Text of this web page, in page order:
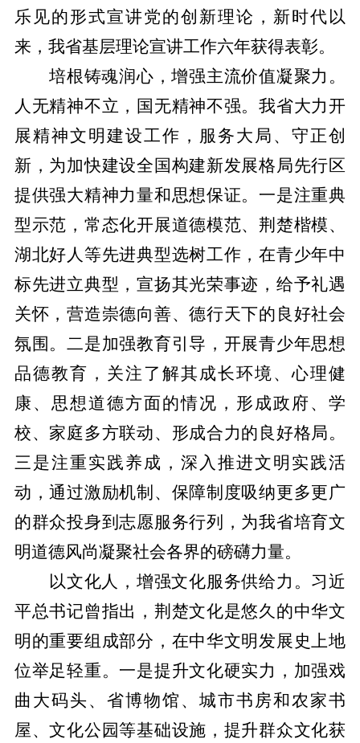
乐见的形式宣讲党的创新理论，新时代以
来，我省基层理论宣讲工作六年获得表彰。
培根铸魂润心，增强主流价值凝聚力。
人无精神不立，国无精神不强。我省大力开
展精神文明建设工作，服务大局、守正创
新，为加快建设全国构建新发展格局先行区
提供强大精神力量和思想保证。一是注重典
型示范，常态化开展道德模范、荆楚楷模、
湖北好人等先进典型选树工作，在青少年中
标先进立典型，宣扬其光荣事迹，给予礼遇
关怀，营造崇德向善、德行天下的良好社会
氛围。二是加强教育引导，开展青少年思想
品德教育，关注了解其成长环境、心理健
康、思想道德方面的情况，形成政府、学
校、家庭多方联动、形成合力的良好格局。
三是注重实践养成，深入推进文明实践活
动，通过激励机制、保障制度吸纳更多更广
的群众投身到志愿服务行列，为我省培育文
明道德风尚凝聚社会各界的磅礴力量。
以文化人，增强文化服务供给力。习近
平总书记曾指出，荆楚文化是悠久的中华文
明的重要组成部分，在中华文明发展史上地
位举足轻重。一是提升文化硬实力，加强戏
曲大码头、省博物馆、城市书房和农家书
屋、文化公园等基础设施，提升群众文化获